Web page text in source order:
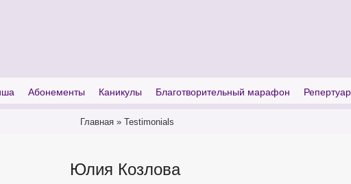
Абонементы Каникулы Благотворительный марафон Репертуар
Главная » Testimonials
Юлия Козлова